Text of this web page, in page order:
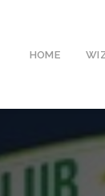
HOME